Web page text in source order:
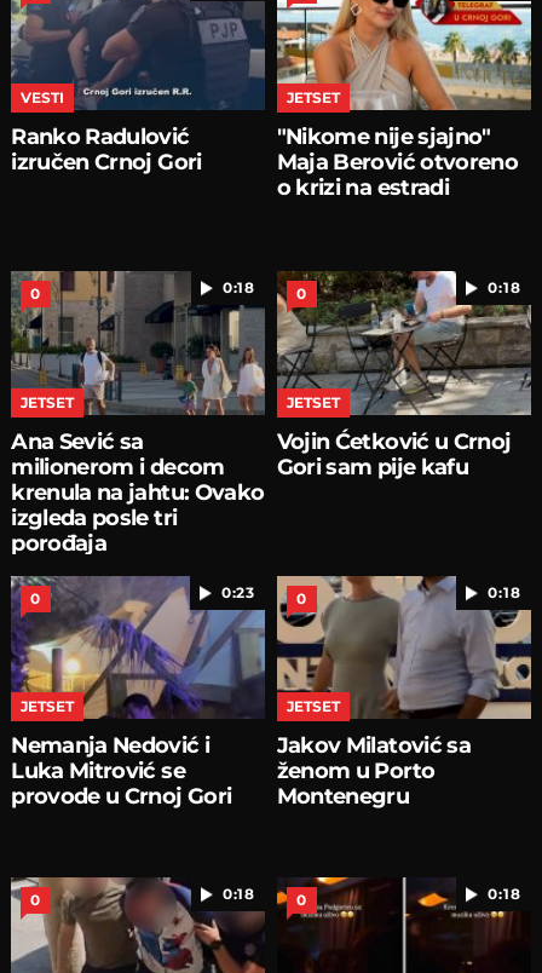
VESTI
Ranko Radulović
izručen Crnoj Gori
JETSET
"Nikome nije sjajno"
Maja Berović otvoreno
o krizi na estradi
0:18
0
JETSET
Ana Sević sa
milionerom i decom
krenula na jahtu: Ovako
izgleda posle tri
porođaja
0:18
0
JETSET
Vojin Ćetković u Crnoj
Gori sam pije kafu
0:23
0
JETSET
Nemanja Nedović i
Luka Mitrović se
provode u Crnoj Gori
0:18
0
JETSET
Jakov Milatović sa
ženom u Porto
Montenegru
0:18
0 0:18
0